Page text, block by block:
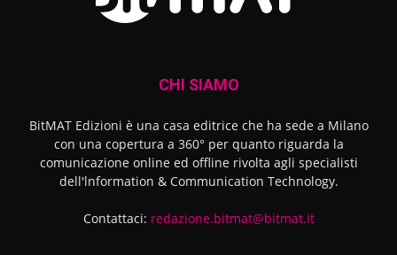
CHI SIAMO
BitMAT Edizioni è una casa editrice che ha sede a Milano
con una copertura a 360° per quanto riguarda la
comunicazione online ed offline rivolta agli specialisti
dell'lnformation & Communication Technology.
Contattaci: redazione.bitmat@bitmat.it